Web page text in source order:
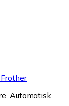
Automatisk